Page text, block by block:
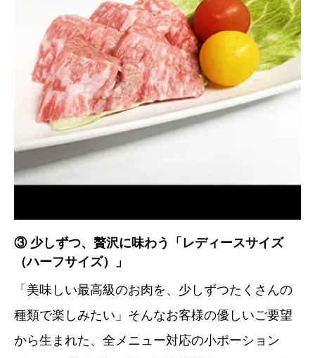
③ 少しずつ、贅沢に味わう「レディースサイズ
（ハーフサイズ）」
「美味しい最高級のお肉を、少しずつたくさんの
種類で楽しみたい」そんなお客様の優しいご要望
から生まれた、全メニュー対応の小ポーション